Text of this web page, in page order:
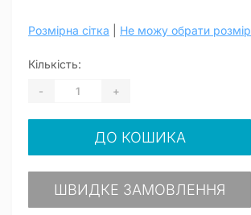
Розмірна сітка Не можу обрати розмір
Кількість:
- +
ДО КОШИКА
ШВИДКЕ ЗАМОВЛЕННЯ